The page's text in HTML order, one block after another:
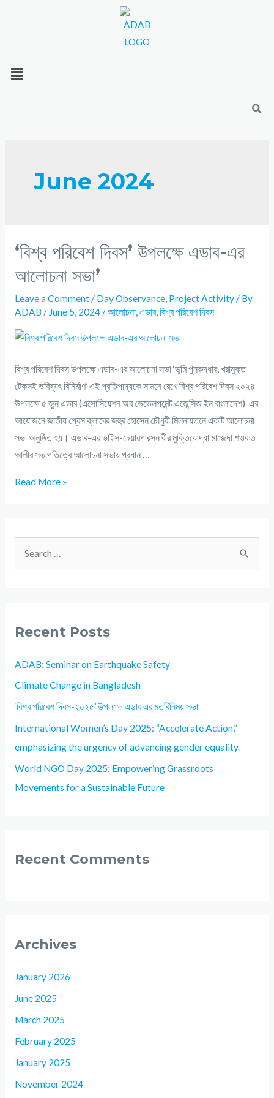
June 2024
‘বিশ্ব পরিবেশ দিবস’ উপলক্ষে এডাব-এর
আলোচনা সভা’
Leave a Comment/ Day Observance, Project Activity/ By
ADAB / June 5, 2024/আলোচনা,এডাব,বিশ্ব পরিবেশ দিবস
বিশ্ব পরিবেশ দিবস উপলক্ষে এডাব-এর আলোচনা সভা ‘ভূমি পুনরুদ্ধার, খরামুক্ত
টেকসই ভবিষ্যৎ বিনির্মাণ’ এই প্রতিপাদ্যকে সামনে রেখে বিশ্ব পরিবেশ দিবস ২০২৪
উপলক্ষে ৫ জুন এডাব (এসোসিয়েশন অব ডেভেলপমেন্ট এজেন্সিজ ইন বাংলাদেশ)-এর
আয়োজনে জাতীয় প্রেস ক্লাবের জহুর হোসেন চৌধুরী মিলনায়তনে একটি আলোচনা
সভা অনুষ্ঠিত হয়। এডাব-এর ভাইস-চেয়ারপারসন বীর মুক্তিযোদ্ধা মাজেদা শওকত
আলীর সভাপতিত্বে আলোচনা সভায় প্রধান …
Read More »
Recent Posts
ADAB: Seminar on Earthquake Safety
Climate Change in Bangladesh
‘বিশ্ব পরিবেশ দিবস-২০২৫’ উপলক্ষে এডাব এর মতবিনিময় সভা
International Women’s Day 2025: “Accelerate Action,”
emphasizing the urgency of advancing gender equality.
World NGO Day 2025: Empowering Grassroots
Movements for a Sustainable Future
Recent Comments
Archives
January 2026
June 2025
March 2025
February 2025
January 2025
November 2024